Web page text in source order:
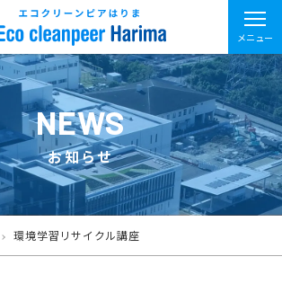
メニュー
NEWS
お知らせ
環境学習リサイクル講座